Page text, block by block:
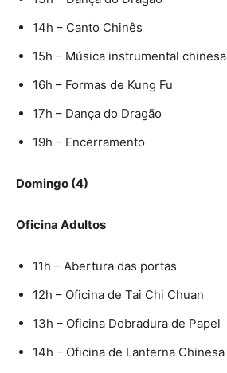
14h – Canto Chinês
15h – Música instrumental chinesa
16h – Formas de Kung Fu
17h – Dança do Dragão
19h – Encerramento
Domingo (4)
Oficina Adultos
11h – Abertura das portas
12h – Oficina de Tai Chi Chuan
13h – Oficina Dobradura de Papel
14h – Oficina de Lanterna Chinesa